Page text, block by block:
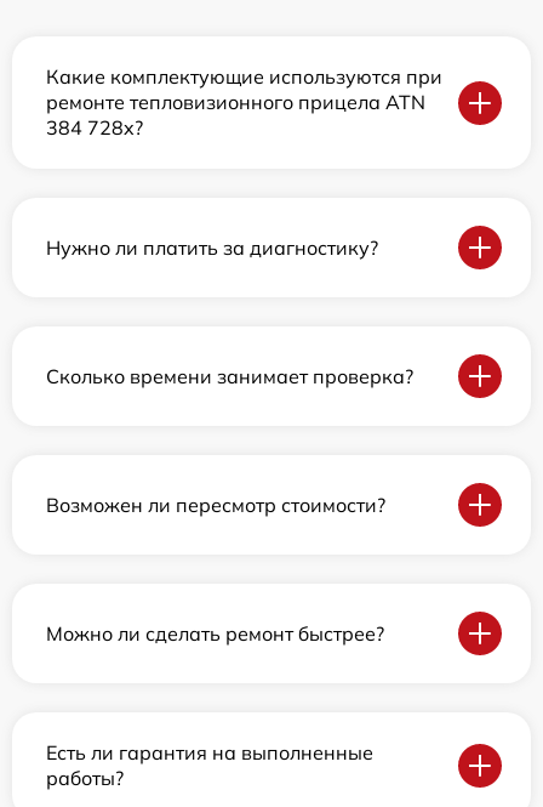
Какие комплектующие используются при
ремонте тепловизионного прицела ATN
384 728x?
Нужно ли платить за диагностику?
Сколько времени занимает проверка?
Возможен ли пересмотр стоимости?
Можно ли сделать ремонт быстрее?
Есть ли гарантия на выполненные
работы?